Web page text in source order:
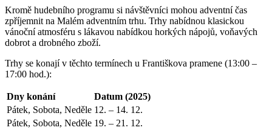
Kromě hudebního programu si návštěvníci mohou adventní čas
zpříjemnit na Malém adventním trhu. Trhy nabídnou klasickou
vánoční atmosféru s lákavou nabídkou horkých nápojů, voňavých
dobrot a drobného zboží.
Trhy se konají v těchto termínech u Františkova pramene (13:00 –
17:00 hod.):
Dny konání
Datum (2025)
Pátek, Sobota, Neděle 12. – 14. 12.
Pátek, Sobota, Neděle 19. – 21. 12.